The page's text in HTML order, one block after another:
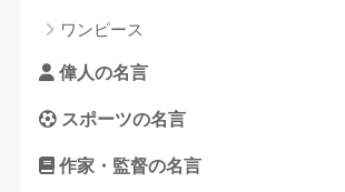
ワンピース
偉人の名言
スポーツの名言
作家・監督の名言